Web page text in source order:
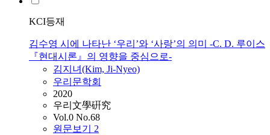
KCI등재
김수영 시에 나타난 ‘우리’와 ‘사랑’의 의미 -C. D. 루이스
『현대시론』의 영향을 중심으로-
김지녀(Kim, Ji-Nyeo)
우리문학회
2020
우리文學硏究
Vol.0 No.68
원문보기 2